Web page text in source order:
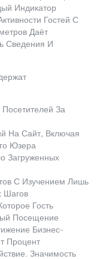
Индикатор
Гостей С
Даёт
Сведения И
За
На Сайт, Включая
Юзера
Загруженных
С Изучением Лишь
Шагов
Гость
Посещение
Бизнес-
Процент
Значимость